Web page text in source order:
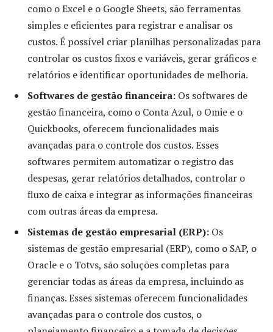
como o Excel e o Google Sheets, são ferramentas
simples e eficientes para registrar e analisar os
custos. É possível criar planilhas personalizadas para
controlar os custos fixos e variáveis, gerar gráficos e
relatórios e identificar oportunidades de melhoria.
Softwares de gestão financeira: Os softwares de
gestão financeira, como o Conta Azul, o Omie e o
Quickbooks, oferecem funcionalidades mais
avançadas para o controle dos custos. Esses
softwares permitem automatizar o registro das
despesas, gerar relatórios detalhados, controlar o
fluxo de caixa e integrar as informações financeiras
com outras áreas da empresa.
Sistemas de gestão empresarial (ERP): Os
sistemas de gestão empresarial (ERP), como o SAP, o
Oracle e o Totvs, são soluções completas para
gerenciar todas as áreas da empresa, incluindo as
finanças. Esses sistemas oferecem funcionalidades
avançadas para o controle dos custos, o